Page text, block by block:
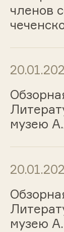
членов
музею
музею